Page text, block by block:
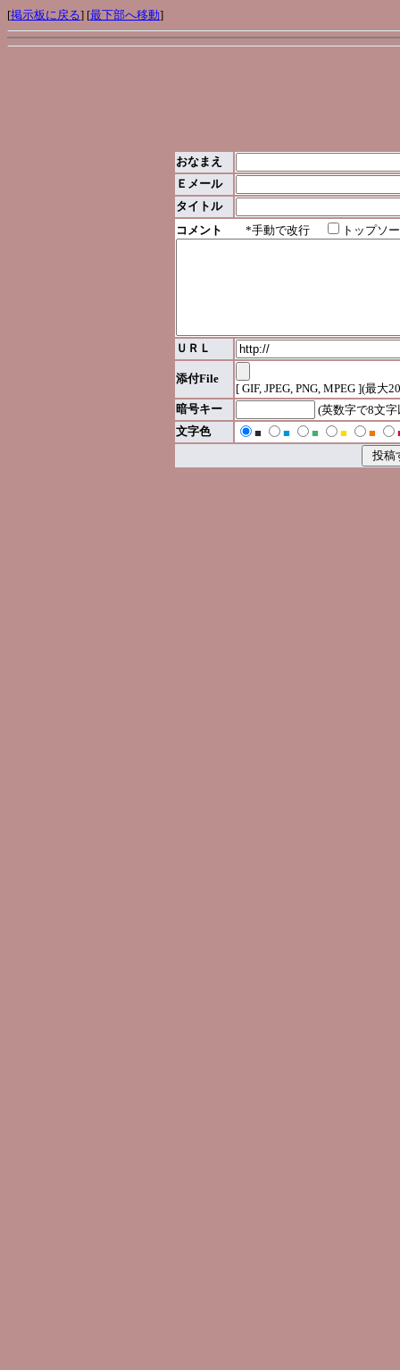
[掲示板に戻る] [最下部へ移動]
おなまえ
Ｅメール
タイトル
コメント *手動で改行 トップソ
ＵＲＬ
添付File
[ GIF, JPEG, PNG, MPEG ](最大
暗号キー
(英数字で8文
文字色
■ ■ ■ ■ ■